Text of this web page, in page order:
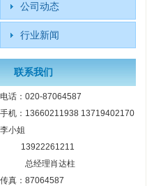
公司动态
行业新闻
联系我们
电话：020-87064587
手机：13660211938 13719402170
李小姐
13922261211
总经理肖达柱
传真：87064587